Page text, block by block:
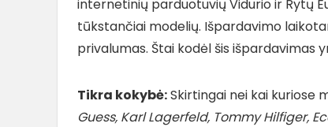
internetinių parduotuvių Vidurio ir Rytų
tūkstančiai modelių. Išpardavimo
privalumas. Štai kodėl šis išpardavimas
Tikra kokybė:Skirtingai nei kai kuriose
Guess, Karl Lagerfeld, Tommy Hilfiger,